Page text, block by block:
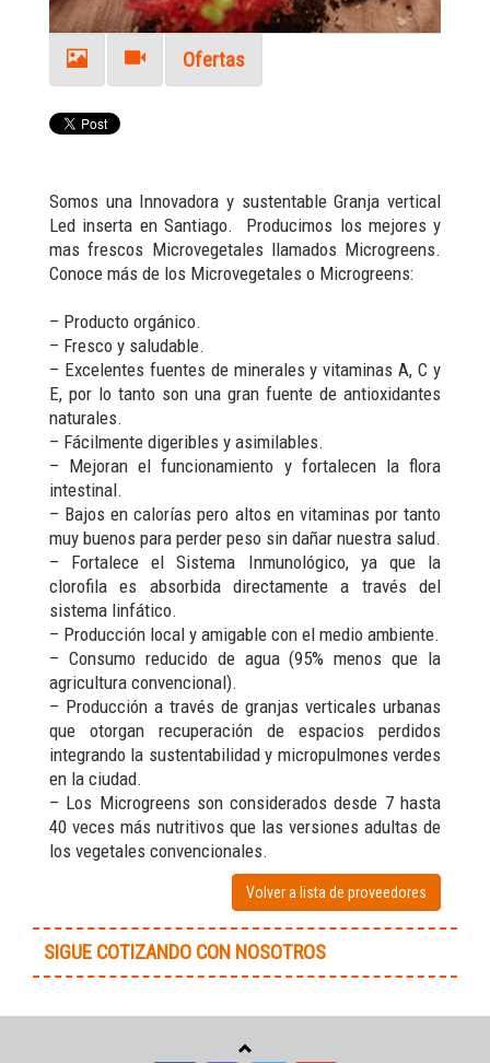
Ofertas
Somos una Innovadora y sustentable Granja vertical
Led inserta en Santiago. Producimos los mejores y
mas frescos Microvegetales llamados Microgreens.
Conoce más de los Microvegetales o Microgreens:
– Producto orgánico.
– Fresco y saludable.
– Excelentes fuentes de minerales y vitaminas A, C y
E, por lo tanto son una gran fuente de antioxidantes
naturales.
– Fácilmente digeribles y asimilables.
– Mejoran el funcionamiento y fortalecen la flora
intestinal.
– Bajos en calorías pero altos en vitaminas por tanto
muy buenos para perder peso sin dañar nuestra salud.
– Fortalece el Sistema Inmunológico, ya que la
clorofila es absorbida directamente a través del
sistema linfático.
– Producción local y amigable con el medio ambiente.
– Consumo reducido de agua (95% menos que la
agricultura convencional).
– Producción a través de granjas verticales urbanas
que otorgan recuperación de espacios perdidos
integrando la sustentabilidad y micropulmones verdes
en la ciudad.
– Los Microgreens son considerados desde 7 hasta
40 veces más nutritivos que las versiones adultas de
los vegetales convencionales.
Volver a lista de proveedores
SIGUE COTIZANDO CON NOSOTROS